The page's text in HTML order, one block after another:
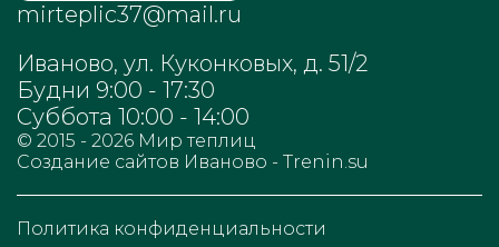
mirteplic37@mail.ru
Иваново, ул. Куконковых, д. 51/2
Будни 9:00 - 17:30
Суббота 10:00 - 14:00
© 2015 - 2026 Мир теплиц
Cоздание сайтов Иваново - Trenin.su
Политика конфиденциальности